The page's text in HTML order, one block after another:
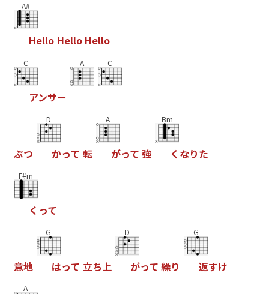
A#
Hello Hello Hello
C
アンサー
A C
ぶつ
D
かって 転
A
がって 強
Bm
く なりた
F#m
く って
意地
G
はって 立ち上
D
がって 繰り
G
返すけ
A